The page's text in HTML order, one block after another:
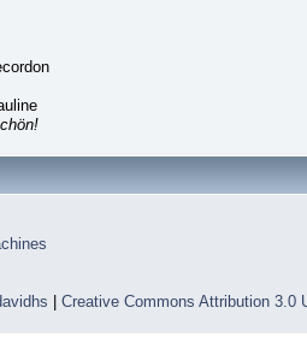
Creative Commons Attribution 3.0